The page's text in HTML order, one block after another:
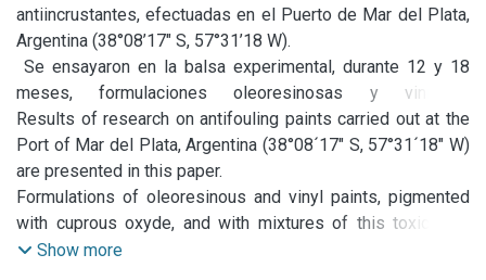
antiincrustantes, efectuadas en el Puerto de Mar del Plata,
Argentina (38°08’17" S, 57°31’18 W).
meses, formulaciones oleoresinosas y vinílicas,
pigmentadas con óxido cuproso, y con mezclas de este
tóxico con óxido de mercurio, oleato de mercurio, arseniato
mercurioso, verdes de Schweinfurt y de Scheele, arsenito
cuproso y anhídrido arsenioso.
La importancia de las características del vehículo
(composición y solubilidad] y la influencia del agregado de
Results of research on antifouling paints carried out at the
Port of Mar del Plata, Argentina (38°08´17" S, 57°31´18" W)
are presented in this paper.
Formulations of oleoresinous and vinyl paints, pigmented
with cuprous oxyde, and with mixtures of this toxic with
mercuric oxyde, mercuric oleate, mercurous ortho-arsenate,
Show more